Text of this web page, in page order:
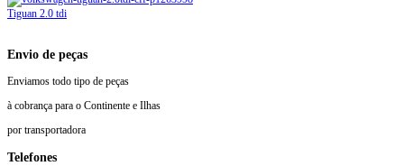
Tiguan 2.0 tdi
Envio de peças
Enviamos todo tipo de peças
à cobrança para o Continente e Ilhas
por transportadora
Telefones